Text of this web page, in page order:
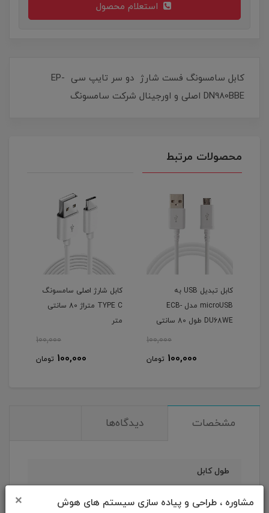
مشاوره ، طراحی و پیاده سازی سیستم های هوش
×
کابل سامسونگ فست شارژ دو سر تایپ سی EP-
DN980BBE اصلی و اورجینال شرکت سامسونگ
محصولات مرتبط
کابل تبدیل USB به
microUSB مدل ECB-
DU68WE طول 80 سانتی
100,000
100,000 تومان
کابل شارژ اصلی سامسونگ
TYPE C متراژ 80 سانتی
متر
100,000
100,000 تومان
مشخصات دیدگاه‌ها
طول کابل
1 متر